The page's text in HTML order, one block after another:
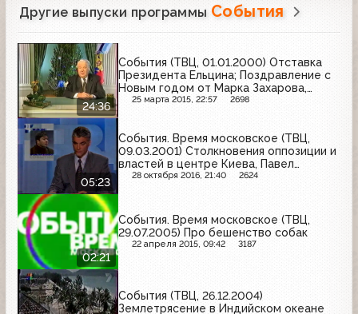
Другие выпуски программы События
24:36
События (ТВЦ, 01.01.2000) Отставка
Президента Ельцина; Поздравление с
Новым годом от Марка Захарова,
Александра Калягина и других звезд
25 марта 2015, 22:57 2698
05:23
События. Время московское (ТВЦ,
09.03.2001) Столкновения оппозиции и
властей в центре Киева, Павел
Бородин остаётся в тюрьме Нью-
28 октября 2016, 21:40 2624
02:21
События. Время московское (ТВЦ,
29.07.2005) Про бешенство собак
22 апреля 2015, 09:42 3187
События (ТВЦ, 26.12.2004)
Землетрясение в Индийском океане